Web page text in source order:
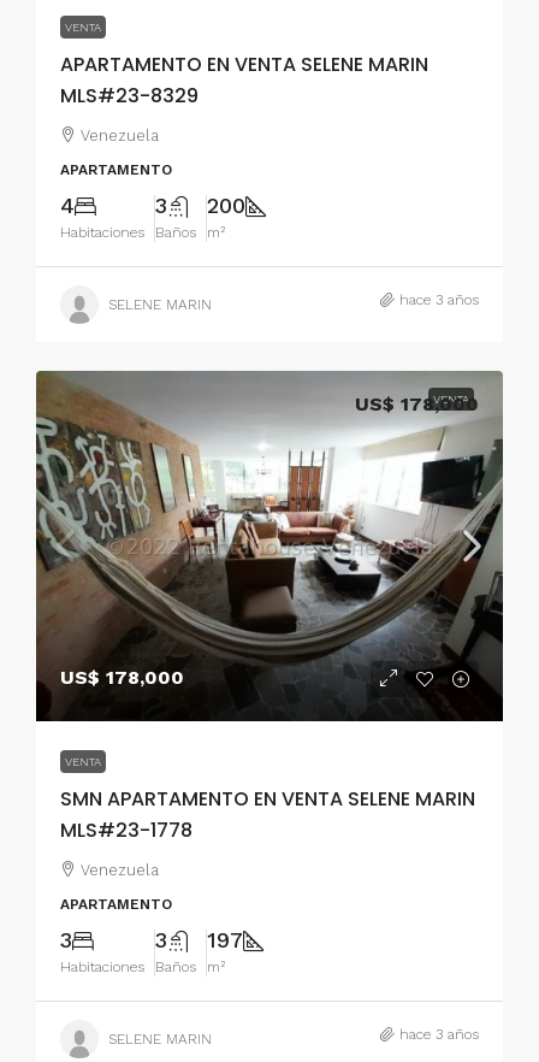
VENTA
APARTAMENTO EN VENTA SELENE MARIN
MLS#23-8329
Venezuela
APARTAMENTO
4
Habitaciones
3
Baños
200
m²
SELENE MARIN hace 3 años
VENTA
US$ 178,000
VENTA
SMN APARTAMENTO EN VENTA SELENE MARIN
MLS#23-1778
US$ 178,000
Venezuela
APARTAMENTO
3
Habitaciones
3
Baños
197
m²
SELENE MARIN hace 3 años